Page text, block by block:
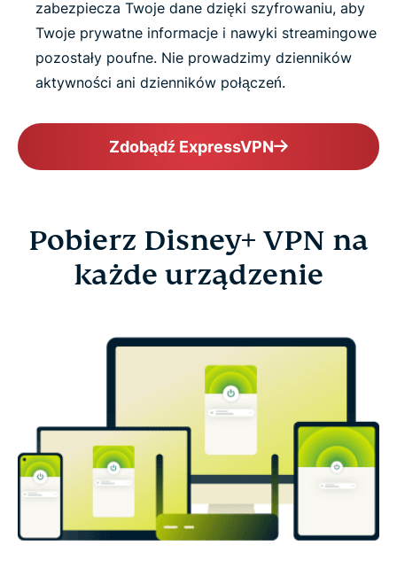
zabezpiecza Twoje dane dzięki szyfrowaniu, aby
Twoje prywatne informacje i nawyki streamingowe
pozostały poufne. Nie prowadzimy dzienników
aktywności ani dzienników połączeń.
Zdobądź ExpressVPN
Pobierz Disney+ VPN na
każde urządzenie